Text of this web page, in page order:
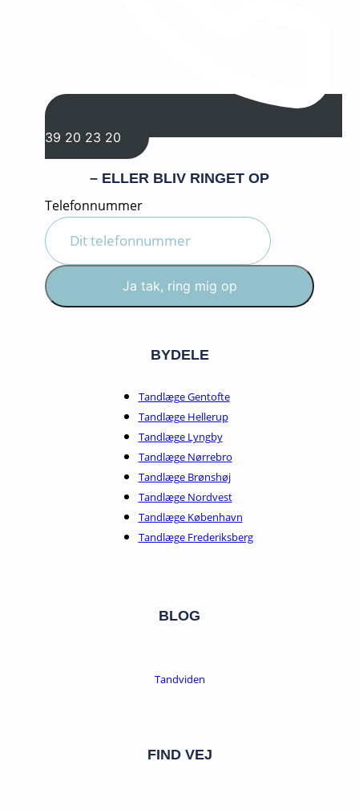
39 20 23 20
– ELLER BLIV RINGET OP
Telefonnummer
Ja tak, ring mig op
BYDELE
Tandlæge Gentofte
Tandlæge Hellerup
Tandlæge Lyngby
Tandlæge Nørrebro
Tandlæge Brønshøj
Tandlæge Nordvest
Tandlæge København
Tandlæge Frederiksberg
BLOG
Tandviden
FIND VEJ